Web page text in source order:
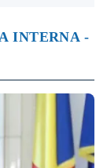
INTERNA -